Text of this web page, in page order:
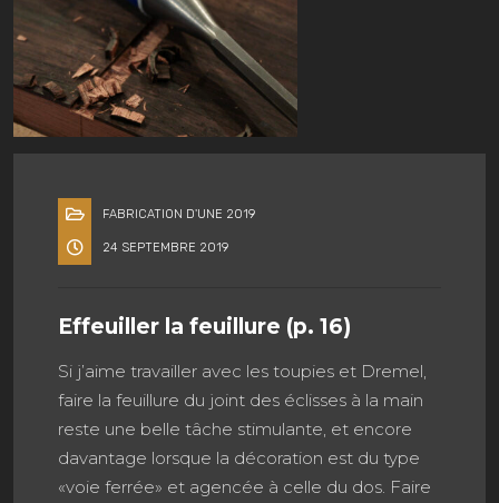
FABRICATION D'UNE 2019
24 SEPTEMBRE 2019
Effeuiller la feuillure (p. 16)
Si j’aime travailler avec les toupies et Dremel,
faire la feuillure du joint des éclisses à la main
reste une belle tâche stimulante, et encore
davantage lorsque la décoration est du type
«voie ferrée» et agencée à celle du dos. Faire